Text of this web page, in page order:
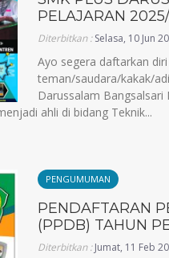
PELAJARAN
Diterbitkan :Selasa, 10 Jun
Ayo segera daftarkan
teman/saudara/kakak/
Darussalam Bangsalsari
ahli di bidang Teknik...
PENGUMUMAN
PENDAFTARAN
(PPDB) TAHUN
Diterbitkan :Jumat, 11 Feb